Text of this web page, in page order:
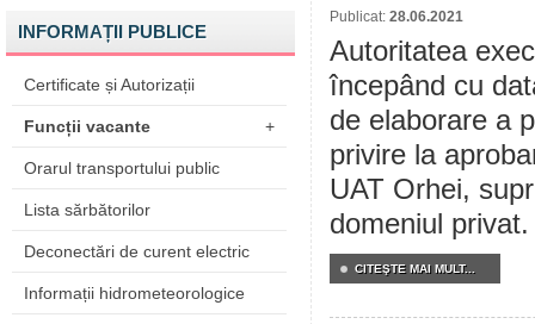
INFORMAȚII PUBLICE
Certificate și Autorizații
Funcții vacante +
Orarul transportului public
Lista sărbătorilor
Deconectări de curent electric
Informații hidrometeorologice
Publicat: 28.06.2021
Autoritatea
începând cu
de elaborare a
privire la
UAT Orhei,
domeniul privat.
CITEŞTE MAI MULT...